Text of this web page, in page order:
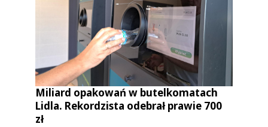
Miliard opakowań w butelkomatach
Lidla. Rekordzista odebrał prawie 700
zł